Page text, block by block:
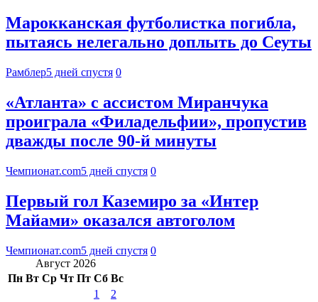
Марокканская футболистка погибла,
пытаясь нелегально доплыть до Сеуты
Рамблер5 дней спустя 0
«Атланта» с ассистом Миранчука
проиграла «Филадельфии», пропустив
дважды после 90-й минуты
Чемпионат.com5 дней спустя 0
Первый гол Каземиро за «Интер
Майами» оказался автоголом
Чемпионат.com5 дней спустя 0
Август 2026
Пн Вт Ср Чт Пт Сб Вс
1
2